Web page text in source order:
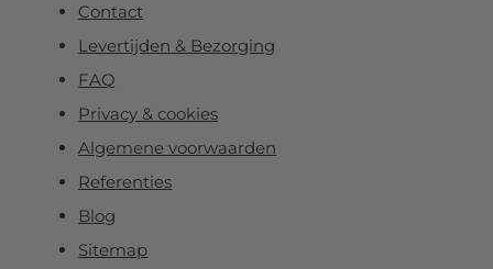
Contact
Levertijden & Bezorging
FAQ
Privacy & cookies
Algemene voorwaarden
Referenties
Blog
Sitemap